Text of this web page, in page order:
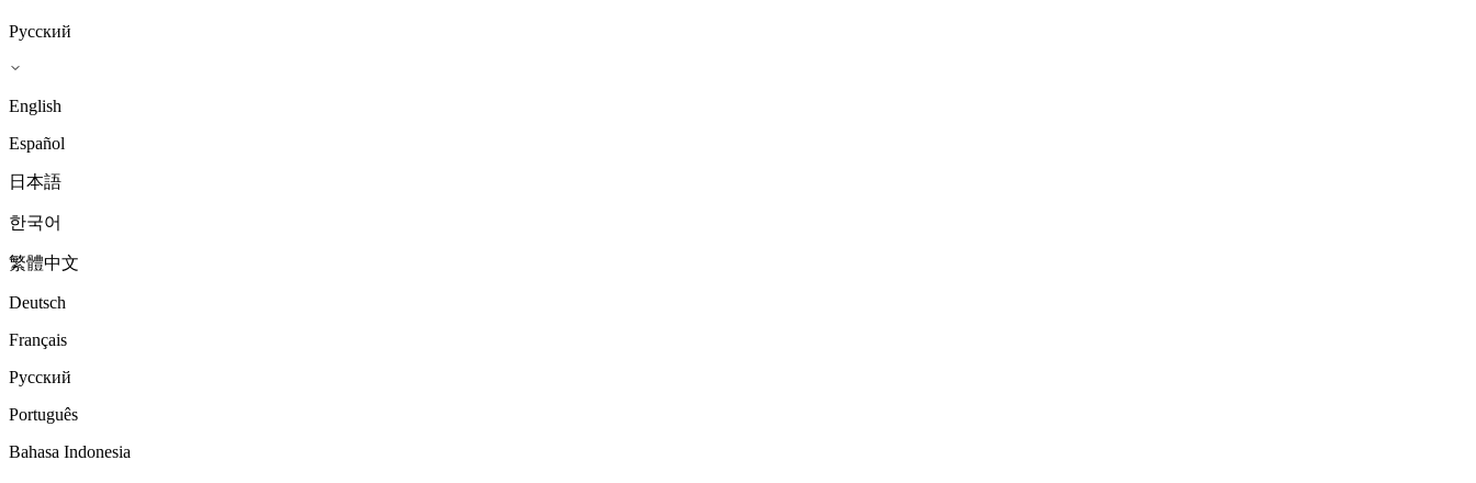
Русский
English
Español
日本語
한국어
繁體中文
Deutsch
Français
Русский
Português
Bahasa Indonesia